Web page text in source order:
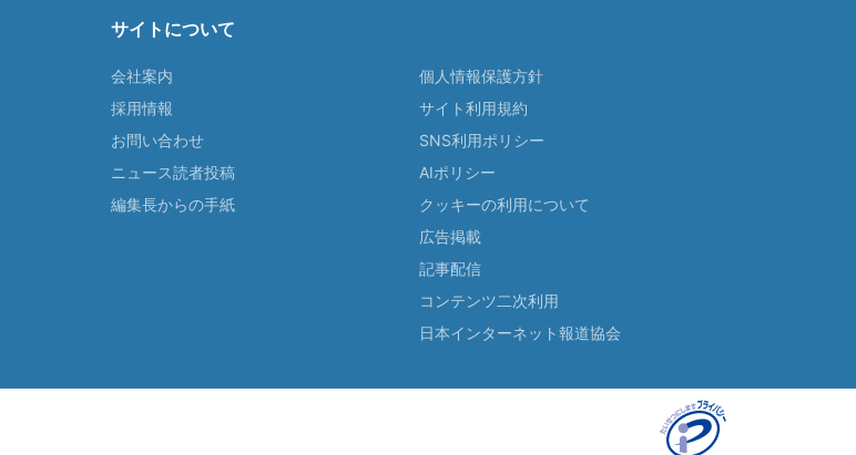
サイトについて
会社案内
採用情報
お問い合わせ
ニュース読者投稿
編集長からの手紙
個人情報保護方針
サイト利用規約
SNS利用ポリシー
AIポリシー
クッキーの利用について
広告掲載
記事配信
コンテンツ二次利用
日本インターネット報道協会